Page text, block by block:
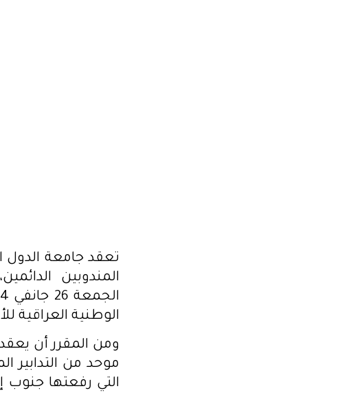
تعقد جامعة الدول
المندوبين
الوطنية العراقية
ومن المقرر أن
موحد من التدابير
التي رفعتها جنوب